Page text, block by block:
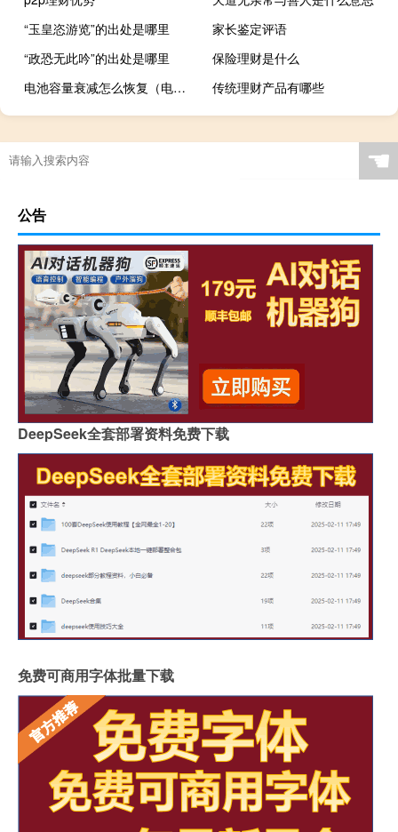
“玉皇恣游览”的出处是哪里
家长鉴定评语
“政恐无此吟”的出处是哪里
保险理财是什么
电池容量衰减怎么恢复（电池容量）
传统理财产品有哪些
☚
公告
DeepSeek全套部署资料免费下载
免费可商用字体批量下载